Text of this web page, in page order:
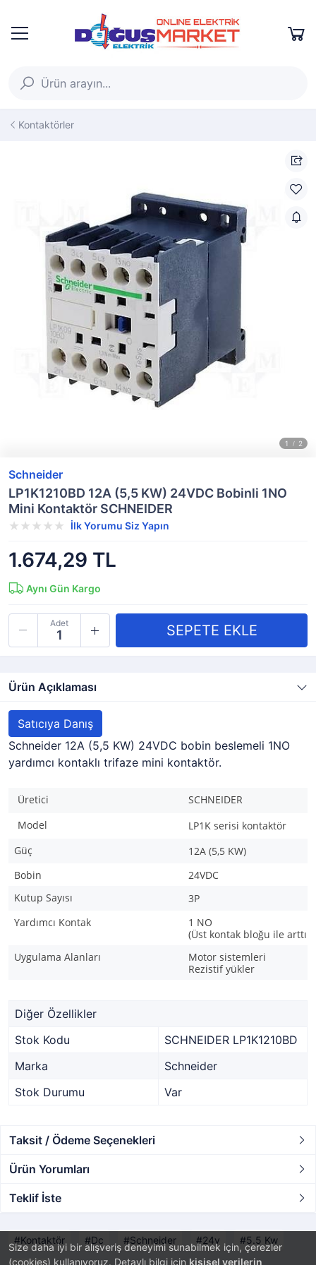
Size daha iyi bir alışveriş deneyimi sunabilmek için, çerezler
(cookies) kullanıyoruz. Detaylı bilgi için kişisel verilerin
Kontaktörler
Schneider
LP1K1210BD 12A (5,5 KW) 24VDC Bobinli 1NO
Mini Kontaktör SCHNEIDER
İlk Yorumu Siz Yapın
1.674,29 TL
Aynı Gün Kargo
Adet
Ürün Açıklaması
Satıcıya Danış
Schneider 12A (5,5 KW) 24VDC bobin beslemeli 1NO
yardımcı kontaklı trifaze mini kontaktör.
Üretici
SCHNEIDER
Model
LP1K serisi kontaktör
Güç
12A (5,5 KW)
Bobin
24VDC
Kutup Sayısı
3P
Yardımcı Kontak
1 NO
(Üst kontak bloğu ile
Uygulama Alanları
Motor sistemleri
Rezistif yükler
Diğer Özellikler
Stok Kodu
SCHNEIDER LP1K1210BD
Marka
Schneider
Stok Durumu
Var
Taksit / Ödeme Seçenekleri
Ürün Yorumları
Teklif İste
Kontaktör Dc Schneider 24v 5.5 Kw